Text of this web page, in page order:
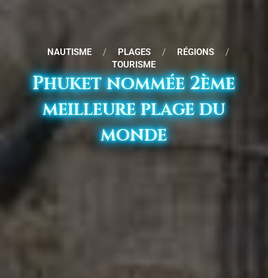
NAUTISME / PLAGES / RÉGIONS
/
TOURISME
Phuket nommée 2ème
meilleure plage du
monde